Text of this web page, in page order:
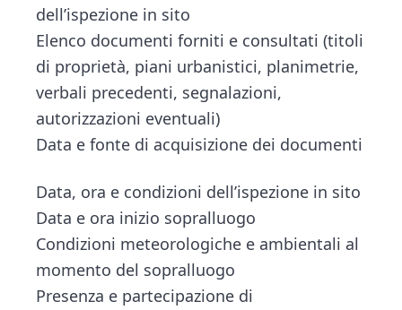
dell’ispezione in sito
Elenco documenti forniti e consultati (titoli
di proprietà, piani urbanistici, planimetrie,
verbali precedenti, segnalazioni,
autorizzazioni eventuali)
Data e fonte di acquisizione dei documenti
Data, ora e condizioni dell’ispezione in sito
Data e ora inizio sopralluogo
Condizioni meteorologiche e ambientali al
momento del sopralluogo
Presenza e partecipazione di